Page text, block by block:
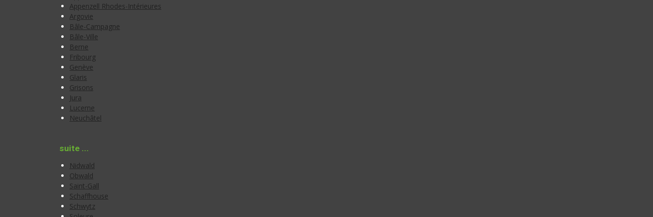
Appenzell Rhodes-Intérieures
Argovie
Bâle-Campagne
Bâle-Ville
Berne
Fribourg
Genève
Glaris
Grisons
Jura
Lucerne
Neuchâtel
suite ...
Nidwald
Obwald
Saint-Gall
Schaffhouse
Schwytz